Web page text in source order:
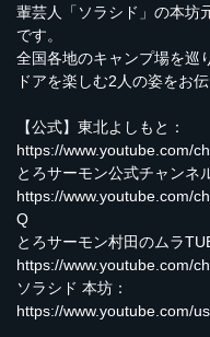
輩芸人「ソラシド」の本坊
です。
全国各地のキャンプ場を巡
ドアを楽しむ2人の姿をお伝
【公式】東北よしもと：
https://www.youtube.com/
とろサーモン公式チャンネ
https://www.youtube.com/
Q
とろサーモン村田のムラ
https://www.youtube.com/
ソラシド 本坊：
https://www.youtube.com/